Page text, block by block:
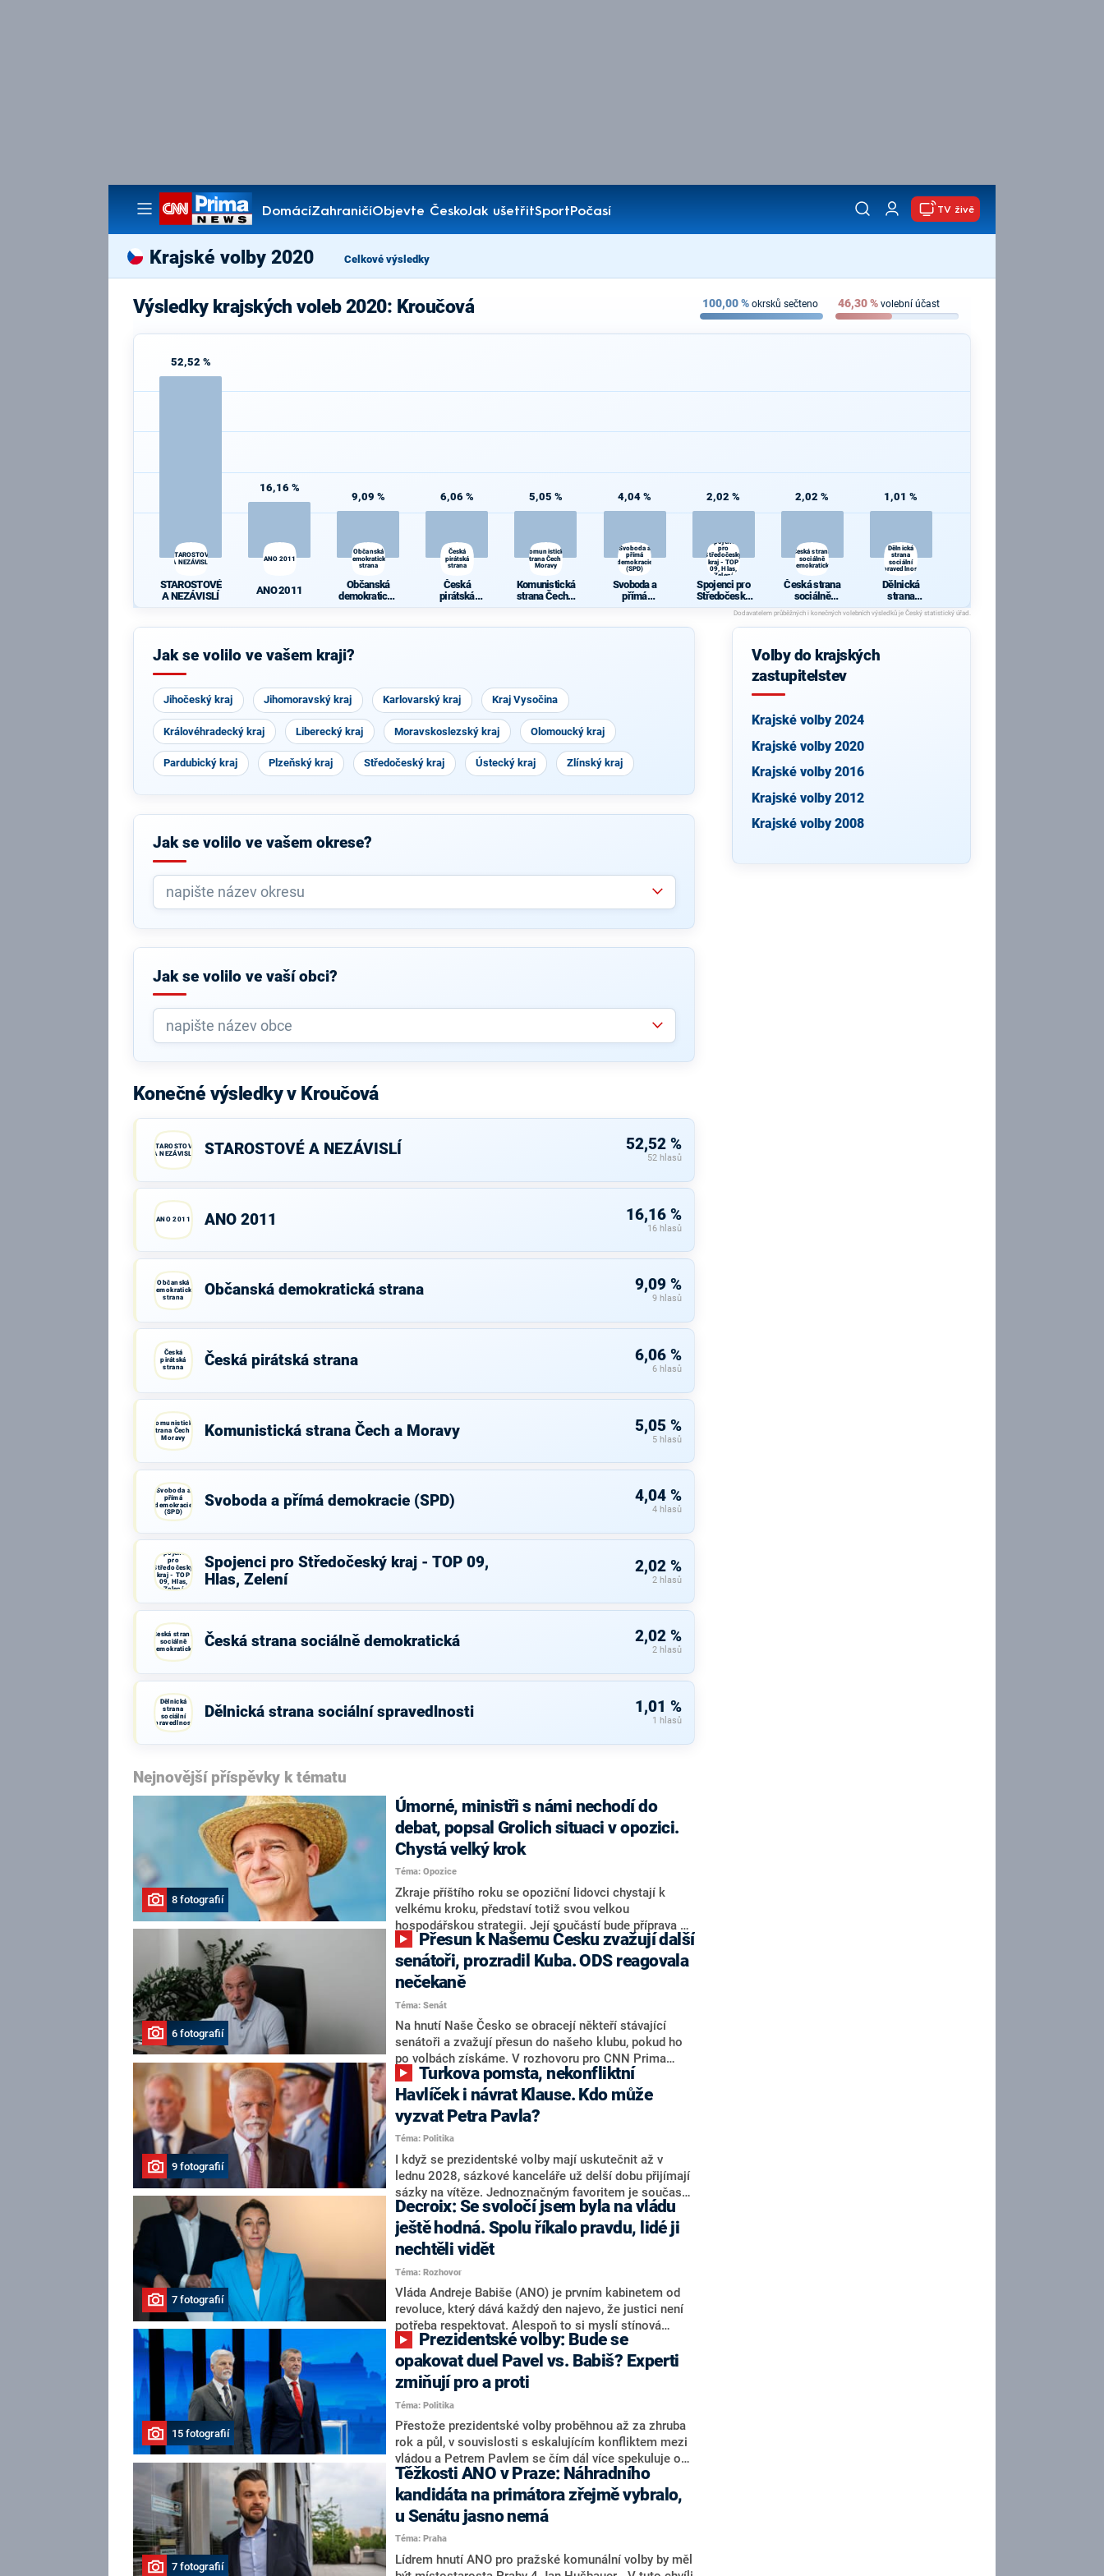
DomácíZahraničíObjevte ČeskoJak ušetřitSportPočasí
Pořady
TV živě
Krajské volby 2020 Celkové výsledky
Výsledky krajských voleb 2020: Kroučová 100,00% okrsků sečteno 46,30% volební účast
52,52 %
STAROSTOVÉ
A NEZÁVISLÍ
STAROSTOVÉ
A NEZÁVISLÍ
16,16 %
ANO 2011
ANO 2011
9,09 %
Občanská
demokratická
strana
Občanská
demokratická
6,06 %
Česká
pirátská
strana
Česká
pirátská
5,05 %
Komunistická
strana Čech a
Moravy
Komunistická
strana Čech a
4,04 %
Svoboda a
přímá
demokracie
(SPD)
Svoboda a
přímá
demokracie
2,02 %
Spojenci
pro
Středočeský
kraj - TOP
09, Hlas,
Zelení
Spojenci pro
Středočeský
kraj - TOP 09,
Hlas, Zelení
2,02 %
Česká strana
sociálně
demokratická
Česká strana
sociálně
demokratická
1,01 %
Dělnická
strana
sociální
spravedlnosti
Dělnická
strana
sociální
spravedlnosti
Jak se volilo ve vašem kraji?
Jihočeský kraj Jihomoravský kraj Karlovarský kraj Kraj Vysočina
Královéhradecký kraj Liberecký kraj Moravskoslezský kraj Olomoucký kraj
Pardubický kraj Plzeňský kraj Středočeský kraj Ústecký kraj Zlínský kraj
Jak se volilo ve vašem okrese?
Jak se volilo ve vaší obci?
Konečné výsledky v Kroučová
STAROSTOVÉ
A NEZÁVISLÍ
STAROSTOVÉ A NEZÁVISLÍ 52,52 %
52 hlasů
ANO 2011 ANO 2011 16,16 %
16 hlasů
Občanská
demokratická
strana
Občanská demokratická strana 9,09 %
9 hlasů
Česká
pirátská
strana
Česká pirátská strana 6,06 %
6 hlasů
Komunistická
strana Čech a
Moravy
Komunistická strana Čech a Moravy 5,05 %
5 hlasů
Svoboda a
přímá
demokracie
(SPD)
Svoboda a přímá demokracie (SPD) 4,04 %
4 hlasů
Spojenci
pro
Středočeský
kraj - TOP
09, Hlas,
Zelení
Spojenci pro Středočeský kraj - TOP 09,
Hlas, Zelení
2,02 %
2 hlasů
Česká strana
sociálně
demokratická
Česká strana sociálně demokratická 2,02 %
2 hlasů
Dělnická
strana
sociální
spravedlnosti
Dělnická strana sociální spravedlnosti 1,01 %
1 hlasů
Nejnovější příspěvky k tématu
8 fotografií
Úmorné, ministři s námi nechodí do
debat, popsal Grolich situaci v opozici.
Chystá velký krok
Téma: Opozice
Zkraje příštího roku se opoziční lidovci chystají k
velkému kroku, představí totiž svou velkou
hospodářskou strategii. Její součástí bude příprava na
stárnutí populace, řekl ve středu na setkání s novináři
nový předseda lidovců Jan Grolich. Ten zároveň v
senátních volbách kandiduje ve Vyškově. Popsal i
aktivitu opozice, o níž vládní strany nebo političtí
komentátoři mluví jako o slabé a v defenzivě. „Je to
úmorná práce upozorňovat na chyby vlády. Ministři s
námi navíc nechodí do debat. Chceme ale ukazovat
svoje témata,“ odpověděl Grolich na dotaz CNN Prima
NEWS.
6 fotografií
senátoři, prozradil Kuba. ODS reagovala
nečekaně
Téma: Senát
Na hnutí Naše Česko se obracejí někteří stávající
senátoři a zvažují přesun do našeho klubu, pokud ho
po volbách získáme. V rozhovoru pro CNN Prima
NEWS to řekl zakladatel hnutí a jihočeský hejtman
Martin Kuba. Konkrétní nebyl, ale získat by takto mohl
například senátora Zdeňka Hrabu, který je dnes
součástí klubu ODS a TOP 09. Hraba to na dotaz
redakce nevyloučil. Předseda klubu senátorů ODS
Zdeněk Nytra redakci řekl, že počítá s odchodem
některých senátorů z klubu a že Naše Česko není
nepřítel, ale soupeř.
9 fotografií
Havlíček i návrat Klause. Kdo může
vyzvat Petra Pavla?
Téma: Politika
I když se prezidentské volby mají uskutečnit až v
lednu 2028, sázkové kanceláře už delší dobu přijímají
sázky na vítěze. Jednoznačným favoritem je současná
hlava státu Petr Pavel. Daleko za ním pak bookmakeři
zmiňují dva výrazné politiky ANO, tedy premiéra
Andreje Babiše a ministra průmyslu Karla Havlíčka.
Oblíbeným tipem samotných sázkařů je poslanec za
Motoristy Filip Turek. Politolog Jan Kubáček nicméně
o případné kandidatuře kohokoliv ze zmíněné trojice
značně pochybuje. Podle něj současná koalice dosud
nemá osobu, která by Pavlovi mohla konkurovat.
7 fotografií
Decroix: Se svoločí jsem byla na vládu
ještě hodná. Spolu říkalo pravdu, lidé ji
nechtěli vidět
Téma: Rozhovor
Vláda Andreje Babiše (ANO) je prvním kabinetem od
revoluce, který dává každý den najevo, že justici není
potřeba respektovat. Alespoň to si myslí stínová
ministryně spravedlnosti ODS Eva Decroix. V
rozhovoru pro CNN Prima NEWS si nebrala servítky
ohledně politického výkonu svého nástupce Jeronýma
Tejce (za ANO) či vládní zmocněnkyně pro lidská
práva Taťány Malé (ANO). Označením „svoloč“ na
adresu vlády prý byla ještě hodná. Decroix se také
vrátila k volební porážce koalice Spolu či promluvila o
hnutí Naše Česko Martina Kuby.
15 fotografií
opakovat duel Pavel vs. Babiš? Experti
zmiňují pro a proti
Téma: Politika
Přestože prezidentské volby proběhnou až za zhruba
rok a půl, v souvislosti s eskalujícím konfliktem mezi
vládou a Petrem Pavlem se čím dál více spekuluje o
tom, koho by do bitvy o Hrad mohla vyslat současná
koalice. Někteří političtí komentátoři znovu vytahují
jméno premiéra Andreje Babiše (ANO). Jak moc je
pravděpodobné, že se v prezidentských volbách 2028
bude znovu opakovat souboj z roku 2023?
7 fotografií
Těžkosti ANO v Praze: Náhradního
kandidáta na primátora zřejmě vybralo,
u Senátu jasno nemá
Téma: Praha
Lídrem hnutí ANO pro pražské komunální volby by měl
Volby do krajských
zastupitelstev
Krajské volby 2024
Krajské volby 2020
Krajské volby 2016
Krajské volby 2012
Krajské volby 2008